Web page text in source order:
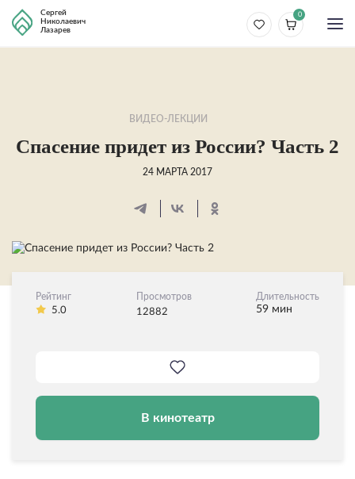
Сергей
Николаевич
Лазарев
0
ВИДЕО-ЛЕКЦИИ
Спасение придет из России? Часть 2
24 МАРТА 2017
Рейтинг
5.0
Просмотров
12882
Длительность
59 мин
В кинотеатр